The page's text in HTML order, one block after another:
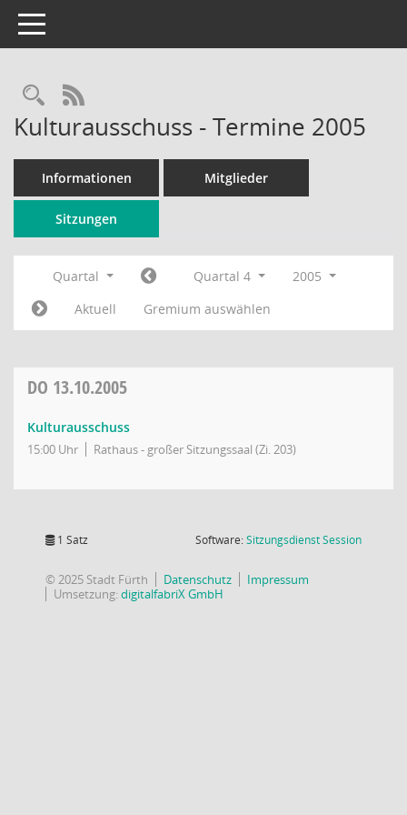
Toggle navigation
Rechercheauswahl
RSS-Feed
Kulturausschuss - Termine 2005
Informationen Mitglieder
Sitzungen
Quartal Quartal 4
2005
Aktuell
Gremium auswählen
DO 13.10.2005
Kulturausschuss
15:00 Uhr Rathaus - großer Sitzungssaal (Zi. 203)
1 Satz Software:SitzungsdienstSession(Wird in
© 2025 Stadt Fürth Datenschutz
Impressum
Umsetzung:digitalfabriX GmbH